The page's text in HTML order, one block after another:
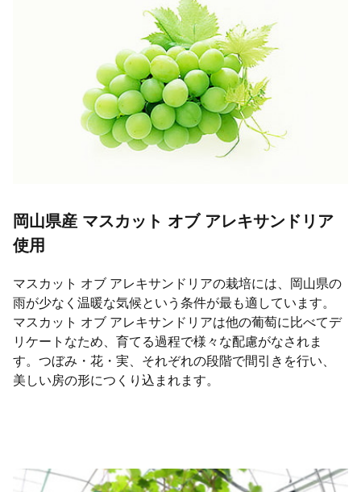
岡山県産 マスカット オブ アレキサンドリア
使用
マスカット オブ アレキサンドリアの栽培には、岡山県の
雨が少なく温暖な気候という条件が最も適しています。
マスカット オブ アレキサンドリアは他の葡萄に比べてデ
リケートなため、育てる過程で様々な配慮がなされま
す。つぼみ・花・実、それぞれの段階で間引きを行い、
美しい房の形につくり込まれます。